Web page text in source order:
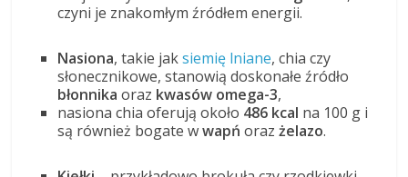
czyni je znakomłym źródłem energii.
Nasiona, takie jaksiemię lniane, chia czy
słonecznikowe, stanowią doskonałe źródło
błonnika oraz kwasów omega-3,
nasiona chia oferują około 486 kcal na 100 g i
są również bogate wwapń orazżelazo.